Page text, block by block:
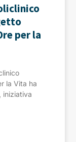
per la
la Vita ha
iniziativa